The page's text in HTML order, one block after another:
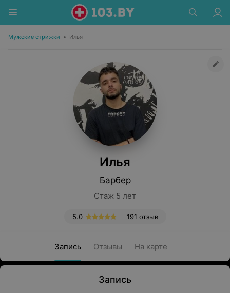
Мужские стрижки • Илья
Илья
Барбер
Стаж 5 лет
191 отзыв
5.0
Запись Отзывы На карте
Запись